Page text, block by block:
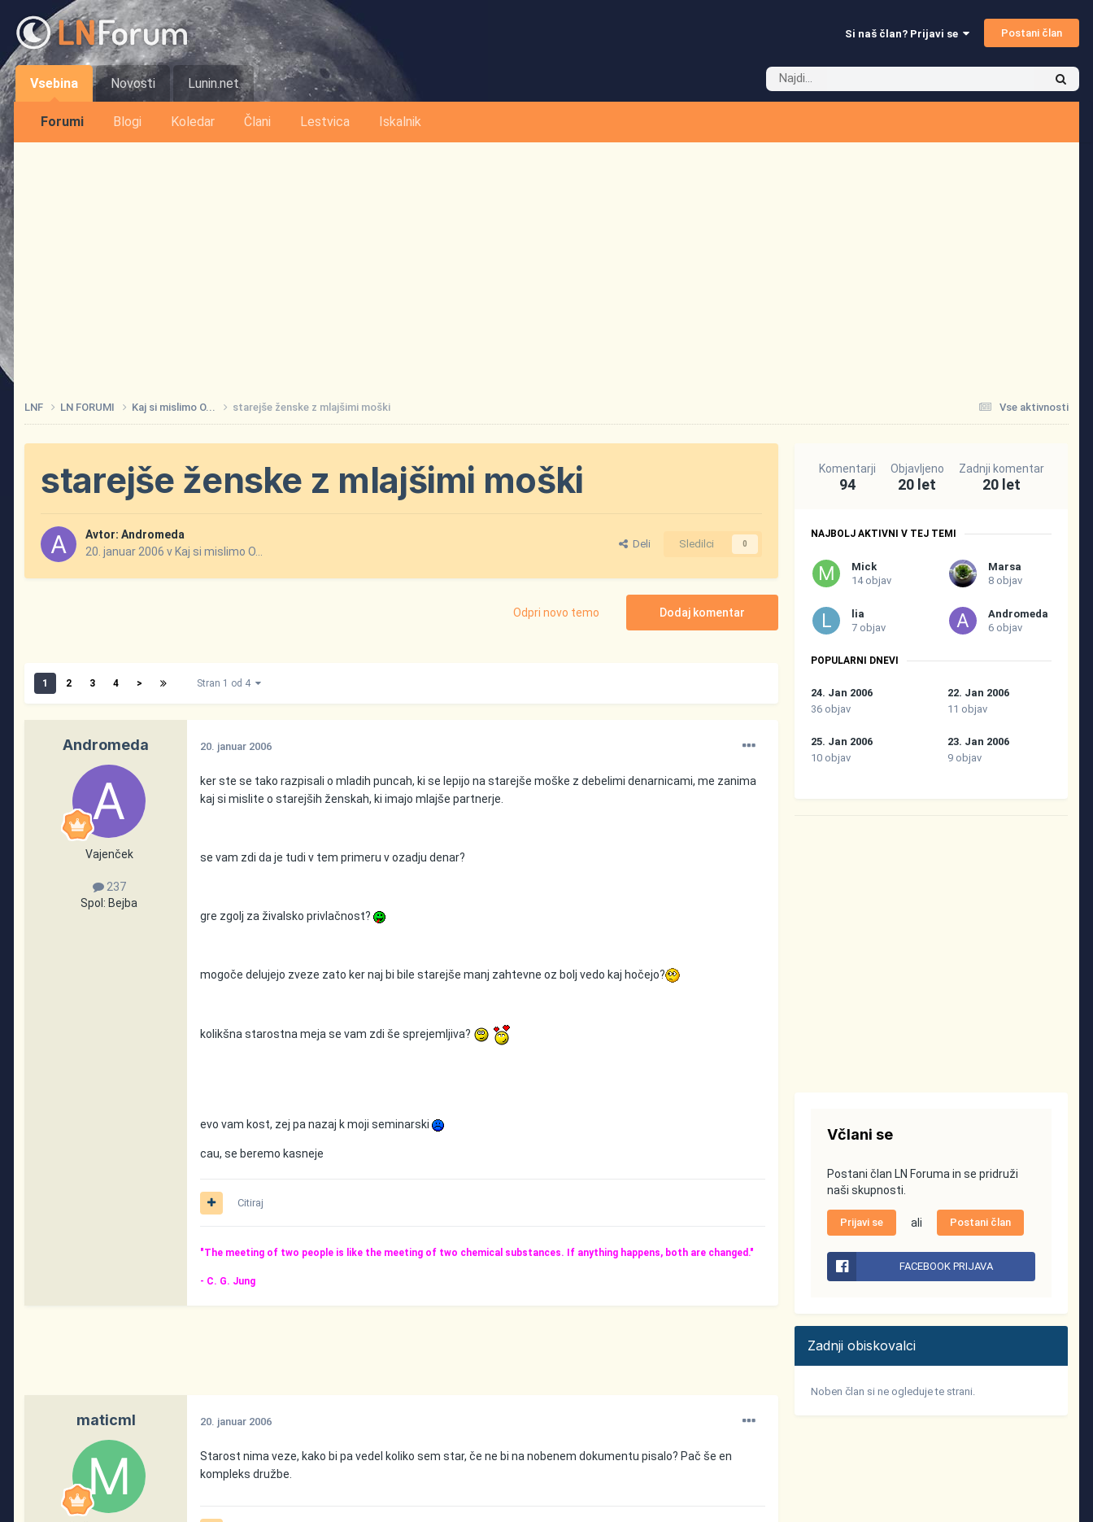
Si naš član? Prijavi se Postani član
Vsebina
Forumi Blogi Koledar Člani Lestvica Iskalnik
Novosti Lunin.net
Vse aktivnosti
LNF LN FORUMI Kaj si mislimo O... starejše ženske z mlajšimi moški
starejše ženske z mlajšimi moški
Avtor:Andromeda
20. januar 2006 v Kaj si mislimo O...
Deli Sledilci 0
Dodaj komentar
Odpri novo temo
1 2 3 4 > Stran 1 od 4
Andromeda
Vajenček
237
Spol: Bejba
20. januar 2006
ker ste se tako razpisali o mladih puncah, ki se lepijo na starejše moške z debelimi denarnicami, me zanima
kaj si mislite o starejših ženskah, ki imajo mlajše partnerje.
se vam zdi da je tudi v tem primeru v ozadju denar?
gre zgolj za živalsko privlačnost?
mogoče delujejo zveze zato ker naj bi bile starejše manj zahtevne oz bolj vedo kaj hočejo?
kolikšna starostna meja se vam zdi še sprejemljiva?
evo vam kost, zej pa nazaj k moji seminarski
cau, se beremo kasneje
Citiraj
"The meeting of two people is like the meeting of two chemical substances. If anything happens, both are changed."
- C. G. Jung
maticml 20. januar 2006
Starost nima veze, kako bi pa vedel koliko sem star, če ne bi na nobenem dokumentu pisalo? Pač še en
kompleks družbe.
Komentarji
94
Objavljeno
20 let
Zadnji komentar
20 let
NAJBOLJ AKTIVNI V TEJ TEMI
Mick
14 objav
Marsa
8 objav
lia
7 objav
Andromeda
6 objav
POPULARNI DNEVI
24. Jan 2006
36 objav
22. Jan 2006
11 objav
25. Jan 2006
10 objav
23. Jan 2006
9 objav
Včlani se
Postani član LN Foruma in se pridruži
naši skupnosti.
Prijavi se ali Postani član
FACEBOOK PRIJAVA
Zadnji obiskovalci
Noben član si ne ogleduje te strani.